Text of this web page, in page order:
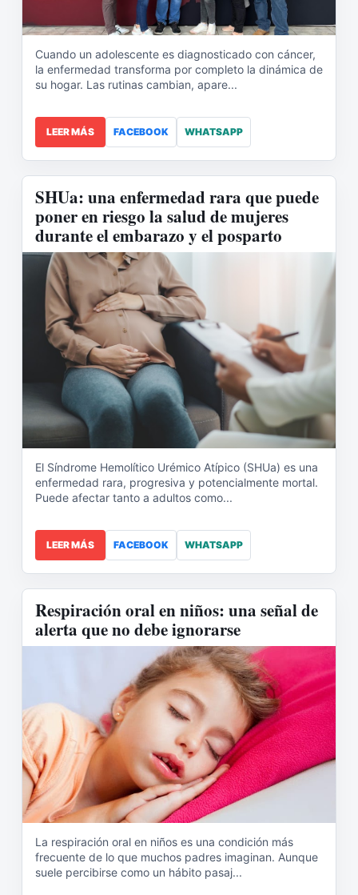
Cuando un adolescente es diagnosticado con cáncer,
la enfermedad transforma por completo la dinámica de
su hogar. Las rutinas cambian, apare...
LEER MÁS FACEBOOK WHATSAPP
SHUa: una enfermedad rara que puede
poner en riesgo la salud de mujeres
durante el embarazo y el posparto
El Síndrome Hemolítico Urémico Atípico (SHUa) es una
enfermedad rara, progresiva y potencialmente mortal.
Puede afectar tanto a adultos como...
LEER MÁS FACEBOOK WHATSAPP
Respiración oral en niños: una señal de
alerta que no debe ignorarse
La respiración oral en niños es una condición más
frecuente de lo que muchos padres imaginan. Aunque
suele percibirse como un hábito pasaj...